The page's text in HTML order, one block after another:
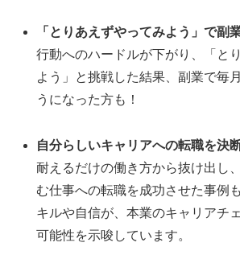
「とりあえずやってみよう」で副
行動へのハードルが下がり、「と
よう」と挑戦した結果、副業で毎
うになった方も！
自分らしいキャリアへの転職を決
耐えるだけの働き方から抜け出し
む仕事への転職を成功させた事例
キルや自信が、本業のキャリアチ
可能性を示唆しています。